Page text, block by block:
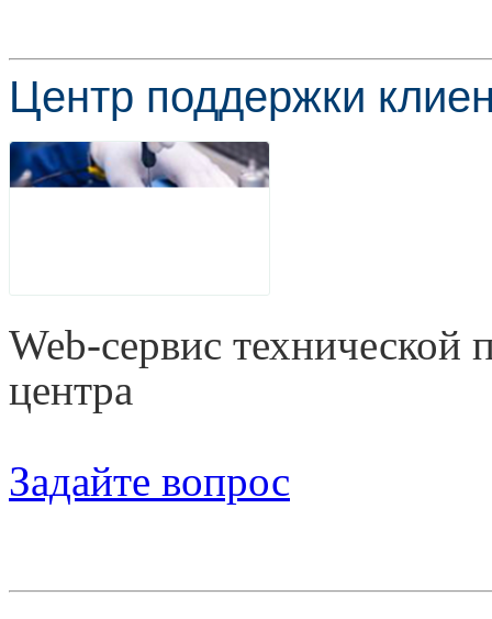
Центр поддержки
Web-сервис технической
центра
Задайте вопрос